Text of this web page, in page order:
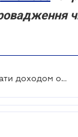
Кошти на рахунку у банку не завжди можна вважати доходом особи: позиція ВС